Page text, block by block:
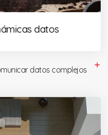
datos
datos complejos